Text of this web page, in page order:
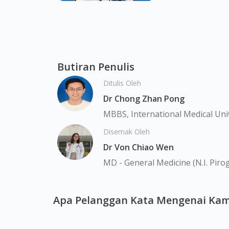
Farrer Park, Geylang, Hougang,
Marina, Macpherson, Mandai, Newton,
Valley, Sembawang, Sengkang,
Tengah, Upper East Coast, Upper Bukit
Butiran Penulis
Ditulis Oleh
Dr Chong Zhan Pong
MBBS, International Medical
Disemak Oleh
Dr Von Chiao Wen
MD - General Medicine (N.I.
Apa Pelanggan Kata Mengenai